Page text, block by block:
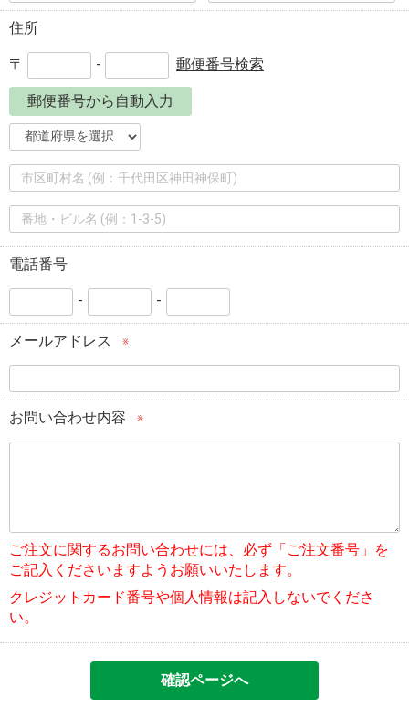
住所
〒 - 郵便番号検索
郵便番号から自動入力
電話番号
- -
メールアドレス ※
お問い合わせ内容 ※
ご注文に関するお問い合わせには、必ず「ご注文番号」を
ご記入くださいますようお願いいたします。
クレジットカード番号や個人情報は記入しないでくださ
い。
確認ページへ